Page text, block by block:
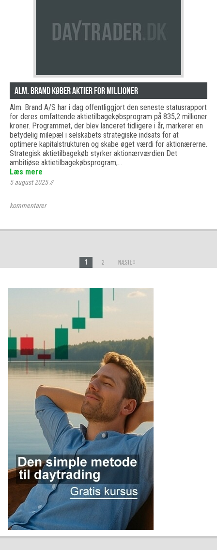
Alm. Brand køber aktier for millioner
Alm. Brand A/S har i dag offentliggjort den seneste statusrapport
for deres omfattende aktietilbagekøbsprogram på 835,2 millioner
kroner. Programmet, der blev lanceret tidligere i år, markerer en
betydelig milepæl i selskabets strategiske indsats for at
optimere kapitalstrukturen og skabe øget værdi for aktionærerne.
Strategisk aktietilbagekøb styrker aktionærværdien Det
ambitiøse aktietilbagekøbsprogram,…
Læs mere
5 august 2025//
kommentarer
1 2 Næste »